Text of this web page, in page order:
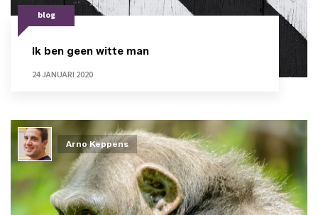
blog
Ik ben geen witte man
24 JANUARI 2020
Arno Keppens